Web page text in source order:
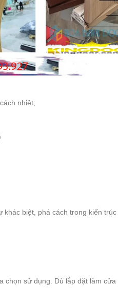
nhiệt;
biệt, phá cách trong kiến
chọn sử dụng. Dù lắp đặt làm